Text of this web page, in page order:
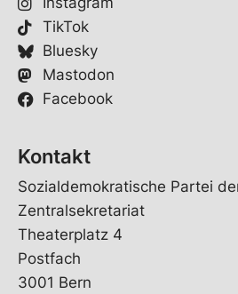
TikTok
Bluesky
Mastodon
Facebook
Kontakt
Sozialdemokratische Partei
Zentralsekretariat
Theaterplatz 4
Postfach
3001 Bern